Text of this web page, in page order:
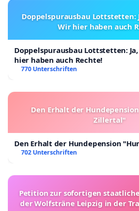
Doppelspurausbau Lottstetten:
Wir hier haben auch
Doppelspurausbau Lottstetten:
hier haben auch Rechte!
770 Unterschriften
Den Erhalt der
Zillertal"
Den Erhalt der Hundepension
702 Unterschriften
Petition zur sofortigen
der Wolfsträne Leipzig in der